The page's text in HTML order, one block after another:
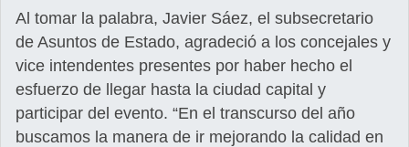
Al tomar la palabra, Javier Sáez, el subsecretario
de Asuntos de Estado, agradeció a los concejales y
vice intendentes presentes por haber hecho el
esfuerzo de llegar hasta la ciudad capital y
participar del evento. “En el transcurso del año
buscamos la manera de ir mejorando la calidad en